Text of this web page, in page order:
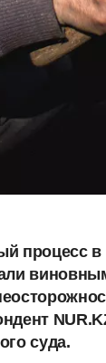
процесс
суда.